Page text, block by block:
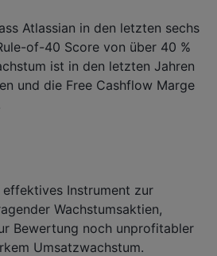
Atlassian in den letzten sechs
of-40 Score von über 40 %
ist in den letzten Jahren
und die Free Cashflow Marge
Instrument zur
Wachstumsaktien,
Bewertung noch unprofitabler
Umsatzwachstum.